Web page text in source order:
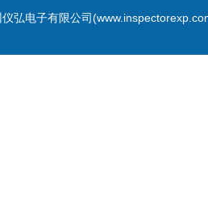
弘电子有限公司